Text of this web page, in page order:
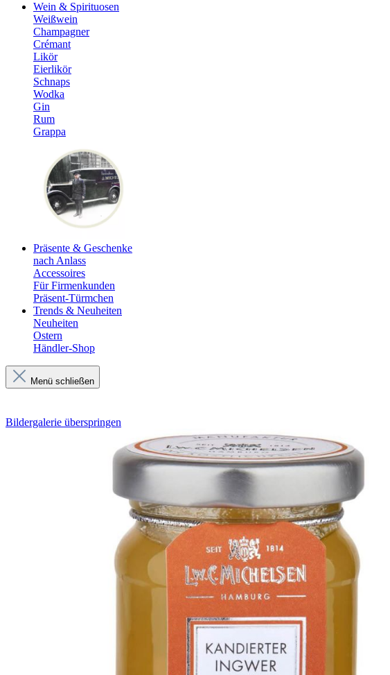
Wein & Spirituosen
Weißwein
Champagner
Crémant
Likör
Eierlikör
Schnaps
Wodka
Gin
Rum
Grappa
Präsente & Geschenke
nach Anlass
Accessoires
Für Firmenkunden
Präsent-Türmchen
Trends & Neuheiten
Neuheiten
Ostern
Händler-Shop
Menü schließen
Bildergalerie überspringen